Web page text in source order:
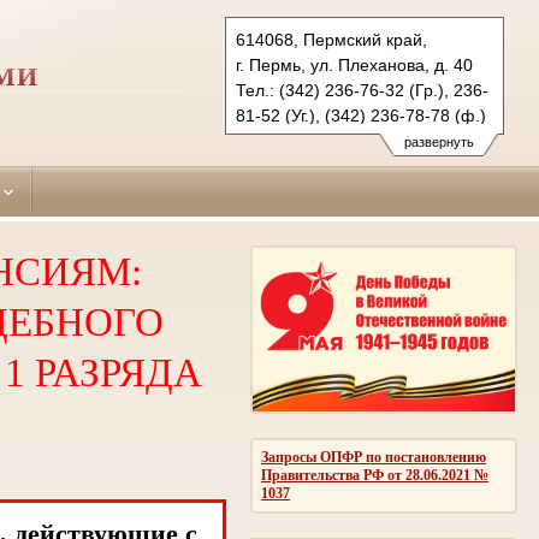
развернуть
614068, Пермский край,
г. Пермь, ул. Плеханова, д. 40
Тел.: (342) 236-76-32 (Гр.), 236-
81-52 (Уг.), (342) 236-78-78 (ф.)
dzerzhinsky.perm@sudrf.ru
Запросы ОПФР по постановлению
Правительства РФ от 28.06.2021 №
1037
РАЗРЯДА